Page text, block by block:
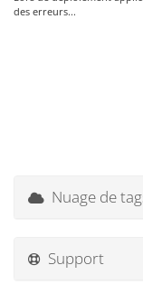
des erreurs...
Nuage de
Support